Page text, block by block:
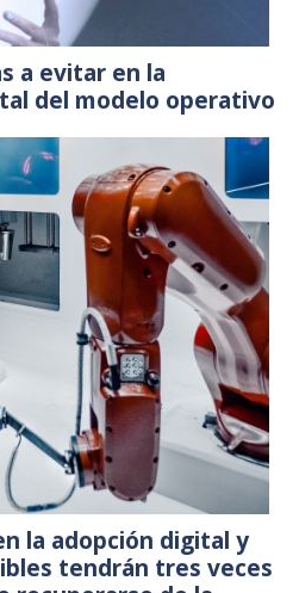
a evitar en la
del modelo operativo
la adopción digital y
tendrán tres veces